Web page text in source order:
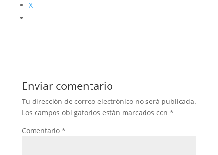
X
Enviar comentario
Tu dirección de correo electrónico no será publicada.
Los campos obligatorios están marcados con *
Comentario *